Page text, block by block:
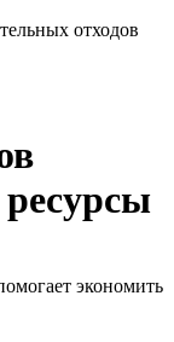
отходов